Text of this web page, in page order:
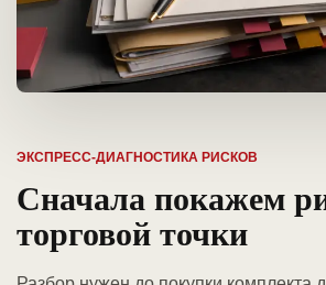
ЭКСПРЕСС-ДИАГНОСТИКА РИСКОВ
Сначала покажем
торговой точки